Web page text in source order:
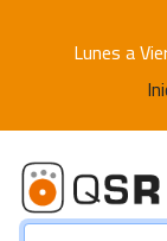
Lunes a